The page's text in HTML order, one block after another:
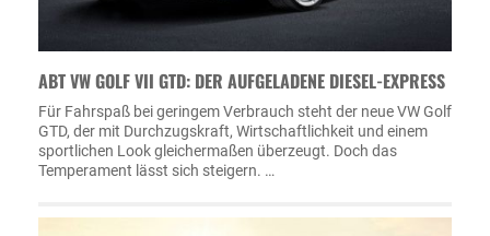
ABT VW GOLF VII GTD: DER AUFGELADENE DIESEL-EXPRESS
Für Fahrspaß bei geringem Verbrauch steht der neue VW Golf
GTD, der mit Durchzugskraft, Wirtschaftlichkeit und einem
sportlichen Look gleichermaßen überzeugt. Doch das
Temperament lässt sich steigern. …